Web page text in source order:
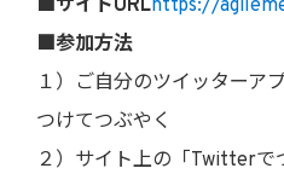
■サイトURLhttps://
■参加方法
１）ご自分のツイッターア
つけてつぶやく
２）サイト上の「Twitterで